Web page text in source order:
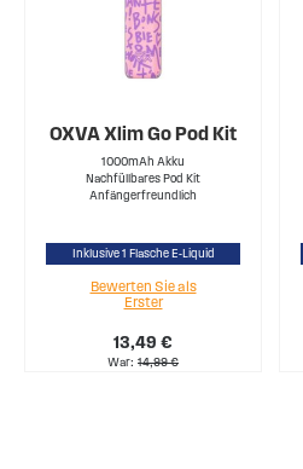
OXVA Xlim Go Pod Kit
1000mAh Akku
Nachfüllbares Pod Kit
Anfängerfreundlich
Inklusive 1 Flasche E-Liquid
13,49 €
War 14,99 €
Bewerten Sie als
Erster